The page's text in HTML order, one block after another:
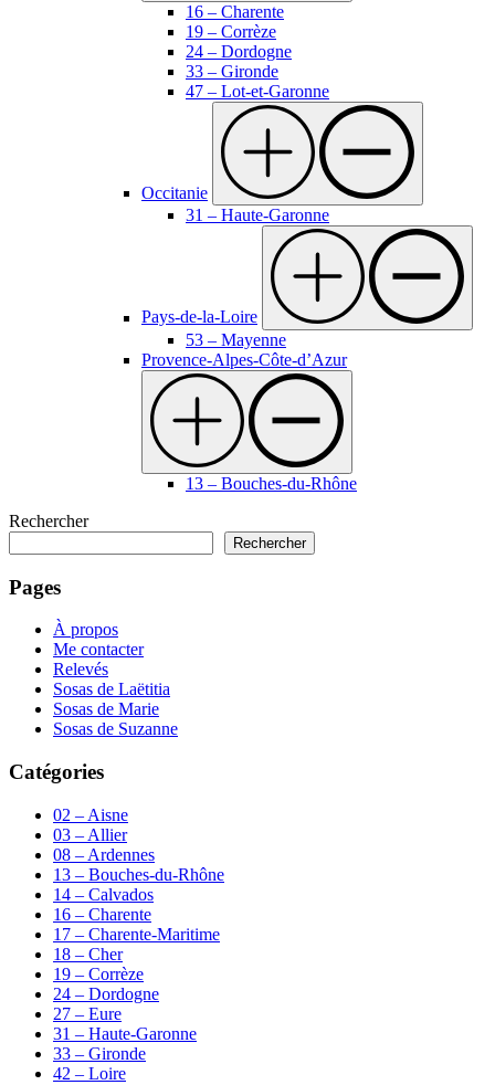
16 – Charente
19 – Corrèze
24 – Dordogne
33 – Gironde
47 – Lot-et-Garonne
Occitanie
31 – Haute-Garonne
Pays-de-la-Loire
53 – Mayenne
Provence-Alpes-Côte-d’Azur
13 – Bouches-du-Rhône
Rechercher
Rechercher
Pages
À propos
Me contacter
Relevés
Sosas de Laëtitia
Sosas de Marie
Sosas de Suzanne
Catégories
02 – Aisne
03 – Allier
08 – Ardennes
13 – Bouches-du-Rhône
14 – Calvados
16 – Charente
17 – Charente-Maritime
18 – Cher
19 – Corrèze
24 – Dordogne
27 – Eure
31 – Haute-Garonne
33 – Gironde
42 – Loire